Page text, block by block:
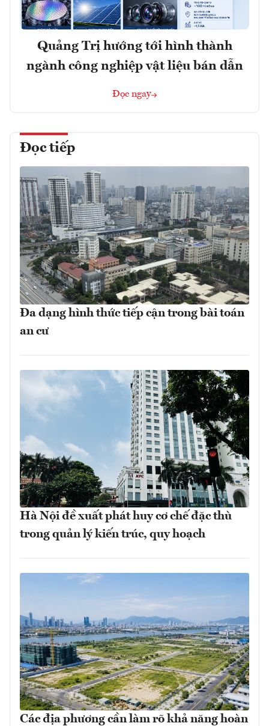
Quảng Trị hướng tới hình thành
ngành công nghiệp vật liệu bán dẫn
Đọc ngay
Đọc tiếp
Đa dạng hình thức tiếp cận trong bài toán
an cư
Hà Nội đề xuất phát huy cơ chế đặc thù
trong quản lý kiến trúc, quy hoạch
Các địa phương cần làm rõ khả năng hoàn